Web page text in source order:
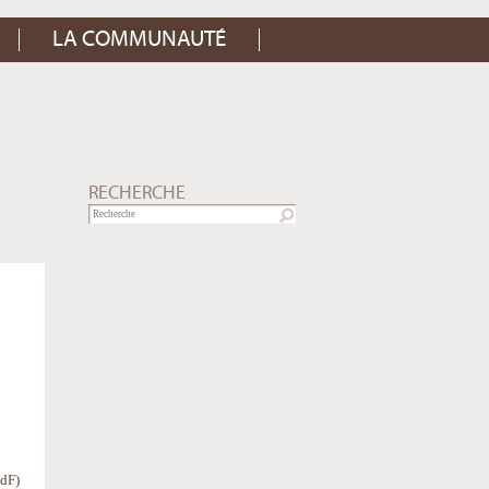
LA COMMUNAUTÉ
RECHERCHE